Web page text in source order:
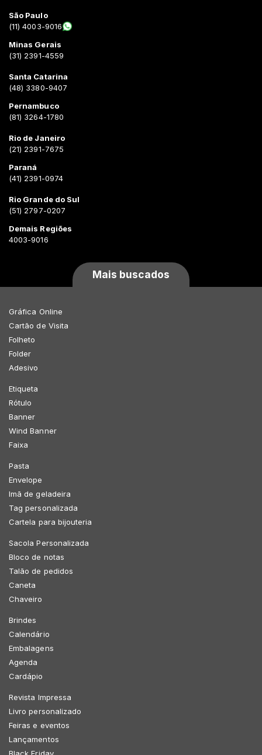
São Paulo
(11) 4003-9016
Minas Gerais
(31) 2391-4559
Santa Catarina
(48) 3380-9407
Pernambuco
(81) 3264-1780
Rio de Janeiro
(21) 2391-7675
Paraná
(41) 2391-0974
Rio Grande do Sul
(51) 2797-0207
Demais Regiões
4003-9016
Mais buscados
Gráfica Online
Cartão de Visita
Folheto
Folder
Adesivo
Etiqueta
Rótulo
Banner
Wind Banner
Faixa
Pasta
Envelope
Imã de geladeira
Tag personalizada
Cartela para bijouteria
Sacola Personalizada
Bloco de notas
Talão de pedidos
Caneta
Chaveiro
Brindes
Calendário
Embalagens
Agenda
Cardápio
Revista Impressa
Livro personalizado
Feiras e eventos
Lançamentos
Black Friday